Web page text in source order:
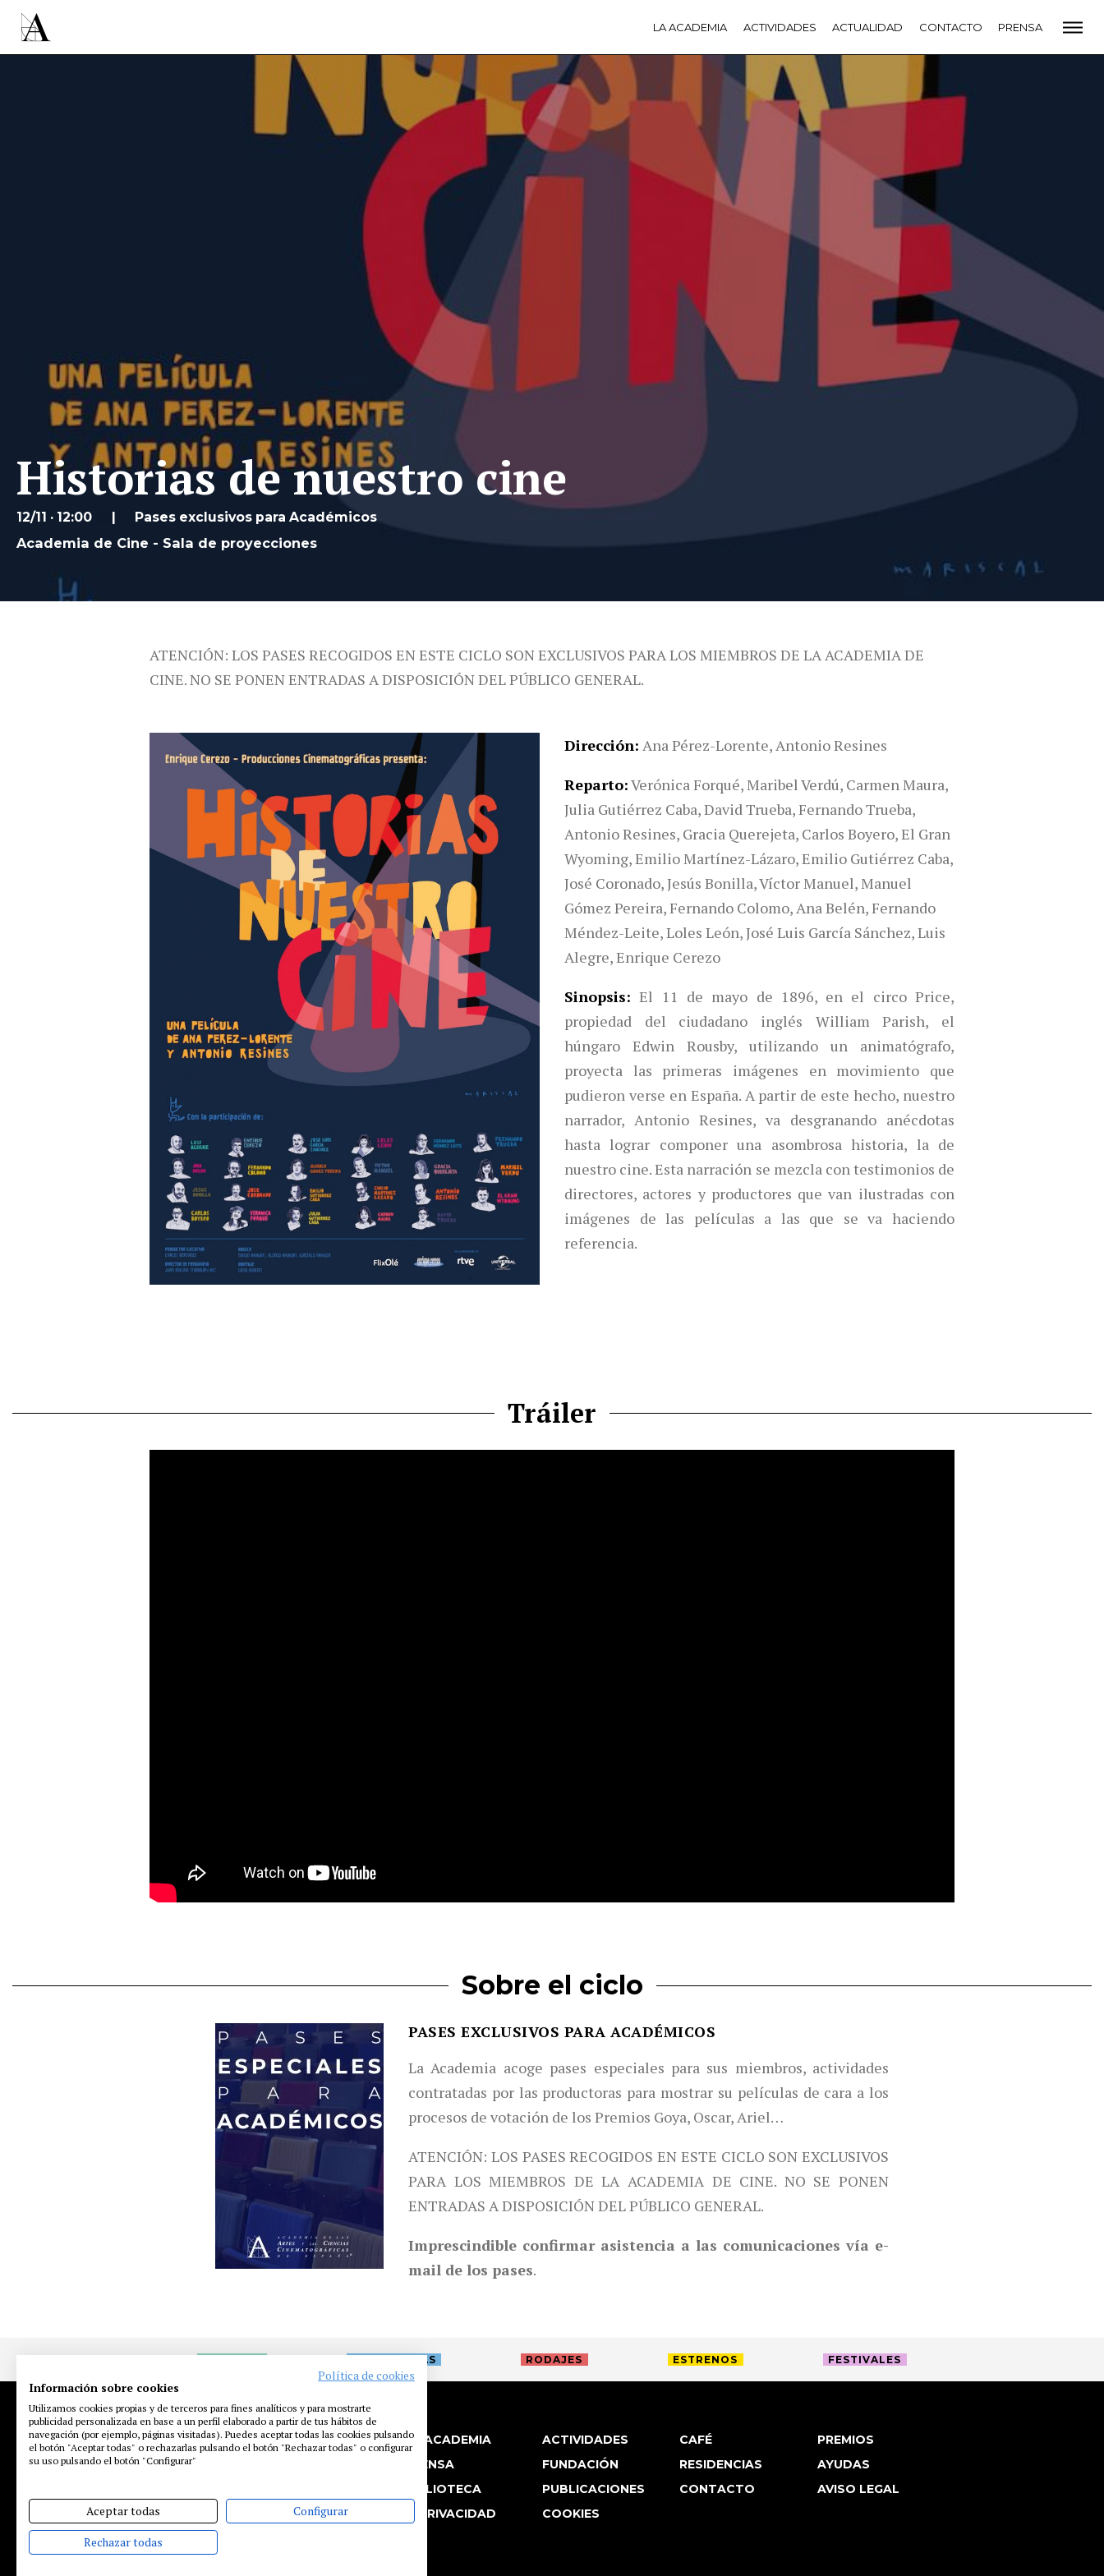
LA ACADEMIA ACTIVIDADES ACTUALIDAD CONTACTO PRENSA
Historias de nuestro cine
12/11 · 12:00 Pases exclusivos para Académicos
Academia de Cine - Sala de proyecciones
ATENCIÓN: LOS PASES RECOGIDOS EN ESTE CICLO SON EXCLUSIVOS PARA LOS MIEMBROS DE LA ACADEMIA DE
CINE. NO SE PONEN ENTRADAS A DISPOSICIÓN DEL PÚBLICO GENERAL.
Dirección Ana Pérez-Lorente,Antonio Resines
Reparto Verónica Forqué, Maribel Verdú, Carmen Maura,
Julia Gutiérrez Caba, David Trueba, Fernando Trueba,
Antonio Resines, Gracia Querejeta, Carlos Boyero, El Gran
Wyoming, Emilio Martínez-Lázaro, Emilio Gutiérrez Caba,
José Coronado, Jesús Bonilla, Víctor Manuel, Manuel
Gómez Pereira, Fernando Colomo, Ana Belén, Fernando
Méndez-Leite, Loles León, José Luis García Sánchez, Luis
Alegre, Enrique Cerezo
Sinopsis
El 11 de mayo de 1896, en el circo Price,
propiedad del ciudadano inglés William Parish, el
húngaro Edwin Rousby, utilizando un animatógrafo,
proyecta las primeras imágenes en movimiento que
pudieron verse en España. A partir de este hecho, nuestro
narrador, Antonio Resines, va desgranando anécdotas
hasta lograr componer una asombrosa historia, la de
nuestro cine. Esta narración se mezcla con testimonios de
directores, actores y productores que van ilustradas con
imágenes de las películas a las que se va haciendo
referencia.
Tráiler
Sobre el ciclo
PASES EXCLUSIVOS PARA ACADÉMICOS
La Academia acoge pases especiales para sus miembros, actividades
contratadas por las productoras para mostrar su películas de cara a los
procesos de votación de los Premios Goya, Oscar, Ariel…
ATENCIÓN: LOS PASES RECOGIDOS EN ESTE CICLO SON EXCLUSIVOS
PARA LOS MIEMBROS DE LA ACADEMIA DE CINE. NO SE PONEN
ENTRADAS A DISPOSICIÓN DEL PÚBLICO GENERAL.
Imprescindible confirmar asistencia a las comunicaciones vía e-
mail de los pases.
NOTICIAS ENTREVISTAS RODAJES ESTRENOS FESTIVALES
LA ACADEMIA ACTIVIDADES CAFÉ
PREMIOS
PRENSA
FUNDACIÓN RESIDENCIAS
AYUDAS
BIBLIOTECA
PUBLICACIONES CONTACTO
AVISO LEGAL
P. PRIVACIDAD
COOKIES
LA ACADEMIA PREMIOS GOYA FUNDACIÓN
CONTACTO
ÚNETE A LA ACADEMIA DE CINE
PRENSA
Política de cookies
Información sobre cookies
Utilizamos cookies propias y de terceros para fines analíticos y para mostrarte
publicidad personalizada en base a un perfil elaborado a partir de tus hábitos de
navegación (por ejemplo, páginas visitadas). Puedes aceptar todas las cookies pulsando
el botón "Aceptar todas" o rechazarlas pulsando el botón "Rechazar todas" o configurar
su uso pulsando el botón "Configurar"
Aceptar todas Configurar
Rechazar todas